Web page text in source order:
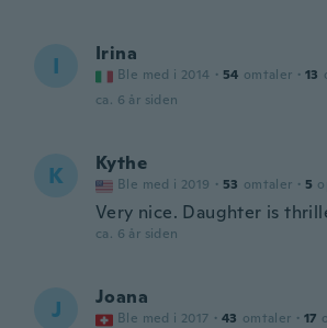
I Irina
Ble med i 2014 · 54 omtaler · 13
ca. 6 år siden
K Kythe
Ble med i 2019 · 53 omtaler · 5
Very nice. Daughter is
ca. 6 år siden
J Joana
Ble med i 2017 · 43 omtaler · 17